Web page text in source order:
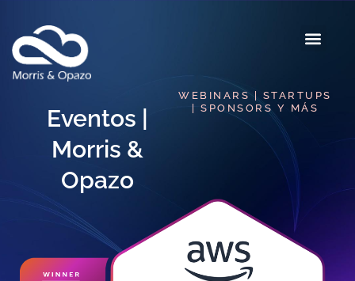
Eventos |
Morris &
Opazo​
WEBINARS | STARTUPS
| SPONSORS Y MÁS